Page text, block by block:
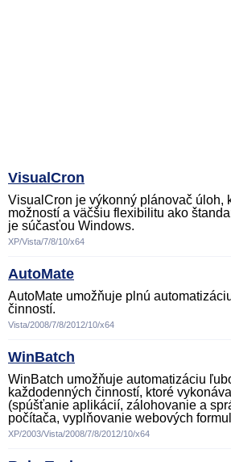
VisualCron
VisualCron je výkonný plánovač úloh,
možností a väčšiu flexibilitu ako
je súčasťou Windows.
XP/Vista/7/8/10/x64
AutoMate
AutoMate umožňuje plnú
činností.
Vista/2008/7/8/2012/10/x64
WinBatch
WinBatch umožňuje automatizáciu
každodenných činností, ktoré
(spúšťanie aplikácií, zálohovanie a
počítača, vyplňovanie webových
XP/2003/Vista/2008/7/8/2012/10/x64